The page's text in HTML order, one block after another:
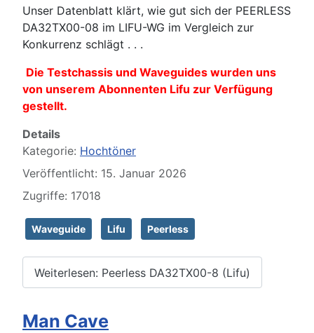
Unser Datenblatt klärt, wie gut sich der PEERLESS
DA32TX00-08 im LIFU-WG im Vergleich zur
Konkurrenz schlägt . . .
Die Testchassis und Waveguides wurden uns
von unserem Abonnenten Lifu zur Verfügung
gestellt.
Details
Kategorie: Hochtöner
Veröffentlicht: 15. Januar 2026
Zugriffe: 17018
Waveguide Lifu Peerless
Weiterlesen: Peerless DA32TX00-8 (Lifu)
Man Cave